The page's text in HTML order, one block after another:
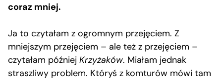
coraz mniej.
Ja to czytałam z ogromnym przejęciem. Z
mniejszym przejęciem – ale też z przejęciem –
czytałam później Krzyżaków. Miałam jednak
straszliwy problem. Któryś z komturów mówi tam